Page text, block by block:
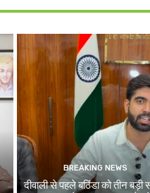
BREAKING NEWS
दीवाली से पहले बठिंडा को तीन बड़ी